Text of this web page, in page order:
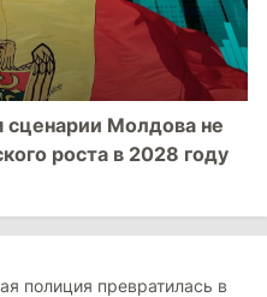
Молдова не
роста в 2028 году
полиция превратилась в